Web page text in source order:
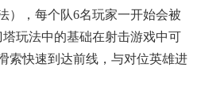
），每个队6名玩家一开始会被
玩法中的基础在射击游戏中可
索快速到达前线，与对位英雄进